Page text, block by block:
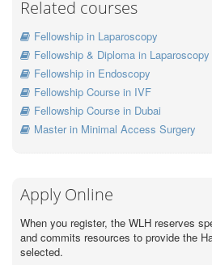
Related courses
Fellowship in Laparoscopy
Fellowship & Diploma in Laparoscopy
Fellowship in Endoscopy
Fellowship Course in IVF
Fellowship Course in Dubai
Master in Minimal Access Surgery
Apply Online
When you register, the WLH reserves
and commits resources to provide the
selected.